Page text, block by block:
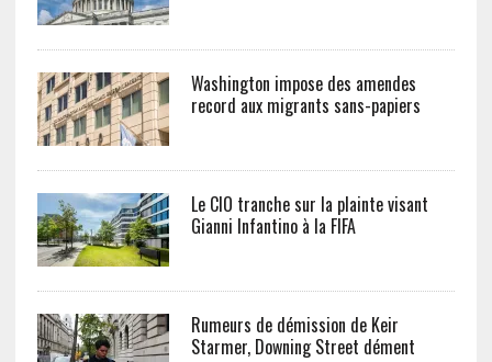
Washington impose des amendes
record aux migrants sans-papiers
Le CIO tranche sur la plainte visant
Gianni Infantino à la FIFA
Rumeurs de démission de Keir
Starmer, Downing Street dément